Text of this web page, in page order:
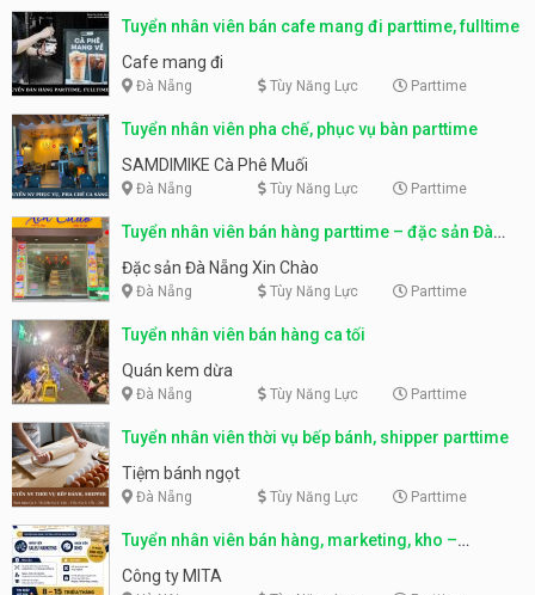
Tuyển nhân viên bán cafe mang đi parttime, fulltime
Cafe mang đi
Đà Nẵng Tùy Năng Lực Parttime
Tuyển nhân viên pha chế, phục vụ bàn parttime
SAMDIMIKE Cà Phê Muối
Đà Nẵng Tùy Năng Lực Parttime
Tuyển nhân viên bán hàng parttime – đặc sản Đà
Nẵng
Đặc sản Đà Nẵng Xin Chào
Đà Nẵng Tùy Năng Lực Parttime
Tuyển nhân viên bán hàng ca tối
Quán kem dừa
Đà Nẵng Tùy Năng Lực Parttime
Tuyển nhân viên thời vụ bếp bánh, shipper parttime
Tiệm bánh ngọt
Đà Nẵng Tùy Năng Lực Parttime
Tuyển nhân viên bán hàng, marketing, kho –
parttime, fulltime
Công ty MITA